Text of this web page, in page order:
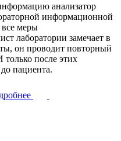
анализатор
информационной
меры
лаборатории замечает в
он проводит повторный
после этих
до пациента.